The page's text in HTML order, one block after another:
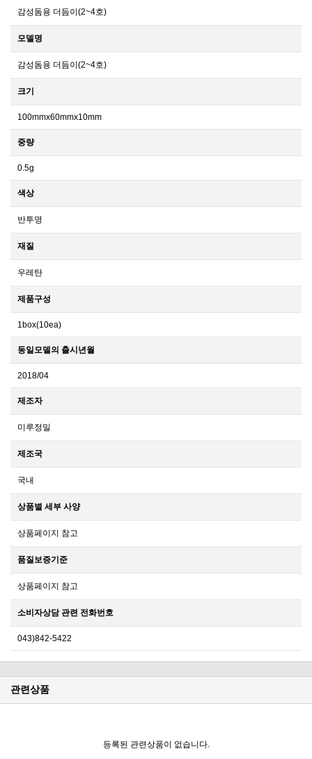
감성돔용 더듬이(2~4호)
모델명
감성돔용 더듬이(2~4호)
크기
100mmx60mmx10mm
중량
0.5g
색상
반투명
재질
우레탄
제품구성
1box(10ea)
동일모델의 출시년월
2018/04
제조자
미루정밀
제조국
국내
상품별 세부 사양
상품페이지 참고
품질보증기준
상품페이지 참고
소비자상담 관련 전화번호
043)842-5422
관련상품
등록된 관련상품이 없습니다.